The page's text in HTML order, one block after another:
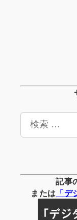
検
記事
または 「デ